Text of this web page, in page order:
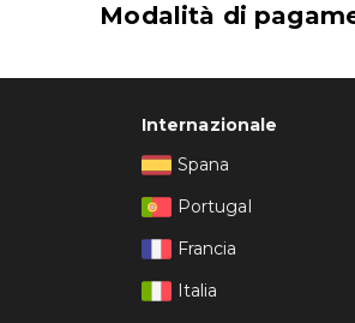
Modalità di
Internazionale
Spana
Portugal
Francia
Italia